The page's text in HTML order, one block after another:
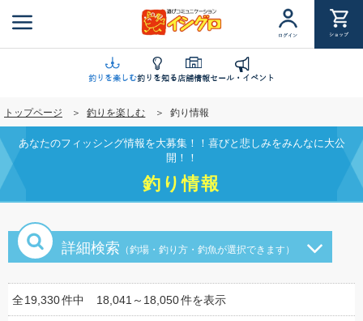
ン
に
移
動
ログイン ショップ
釣りを楽しむ釣りを知る店舗情報セール・イベント
トップページ 釣りを楽しむ 釣り情報
あなたのフィッシング情報を大募集！！喜びと悲しみをみんなに大公
開！！
釣り情報
詳細検索 （釣場・釣り方・釣魚が選択できます）
全19,330件中 18,041～18,050件を表示